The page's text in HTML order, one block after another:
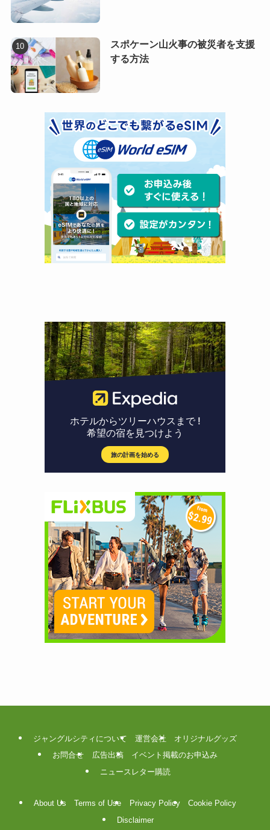
スポケーン山火事の被災者を支援
する方法
ジャングルシティについて 運営会社
オリジナルグッズ
お問合せ
広告出稿
イベント掲載のお申込み
ニュースレター購読
About Us Terms of Use Privacy Policy
Cookie Policy
Disclaimer